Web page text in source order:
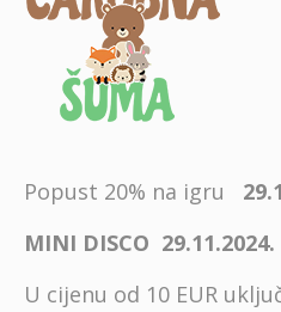
Popust 20% na igru
MINI DISCO
U cijenu od 10 EUR